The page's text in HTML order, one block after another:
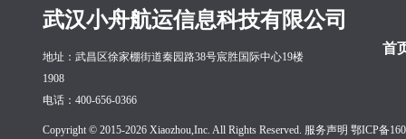
武汉小舟航运信息科技有限公司
首
地址：武昌区徐家棚街道秦园路38号宸胜国际中心19楼
1908
电话：400-656-0366
Copyright © 2015-2026 Xiaozhou,Inc. All Rights Reserved. 服务声明 鄂ICP备